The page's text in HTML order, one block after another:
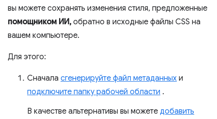
вы можете сохранять изменения стиля, предложенные
помощником ИИ, обратно в исходные файлы CSS на
вашем компьютере.
Для этого:
Сначала сгенерируйте файл метаданных и
подключите папку рабочей области .
В качестве альтернативы вы можете добавить